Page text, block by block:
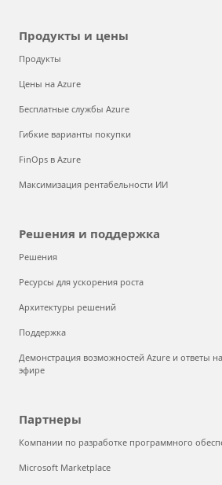
Продукты и цены
Продукты
Цены на Azure
Бесплатные службы Azure
Гибкие варианты покупки
FinOps в Azure
Максимизация рентабельности ИИ
Решения и поддержка
Решения
Ресурсы для ускорения роста
Архитектуры решений
Поддержка
Демонстрация возможностей Azure и ответы
эфире
Партнеры
Компании по разработке программного
Microsoft Marketplace